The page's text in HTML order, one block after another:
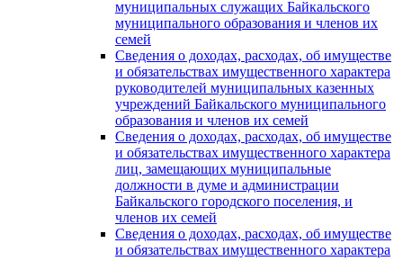
муниципальных служащих Байкальского
муниципального образования и членов их
семей
Сведения о доходах, расходах, об имуществе
и обязательствах имущественного характера
руководителей муниципальных казенных
учреждений Байкальского муниципального
образования и членов их семей
Сведения о доходах, расходах, об имуществе
и обязательствах имущественного характера
лиц, замещающих муниципальные
должности в думе и администрации
Байкальского городского поселения, и
членов их семей
Сведения о доходах, расходах, об имуществе
и обязательствах имущественного характера